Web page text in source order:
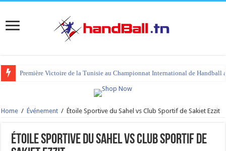
Première Victoire de la Tunisie au Championnat International de Handball
Home / Événement / Étoile Sportive du Sahel vs Club Sportif de Sakiet Ezzit
Étoile Sportive du Sahel vs Club Sportif de